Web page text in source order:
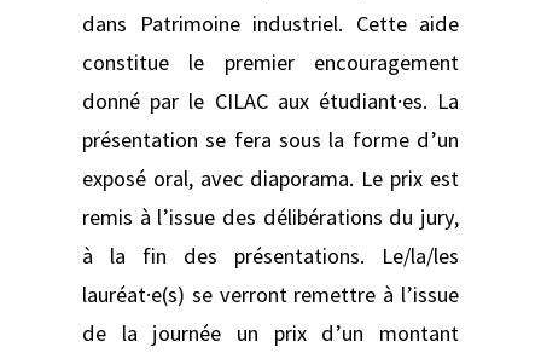
dans Patrimoine industriel. Cette aide
constitue le premier encouragement
donné par le CILAC aux étudiant·es. La
présentation se fera sous la forme d’un
exposé oral, avec diaporama. Le prix est
remis à l’issue des délibérations du jury,
à la fin des présentations. Le/la/les
lauréat·e(s) se verront remettre à l’issue
de la journée un prix d’un montant